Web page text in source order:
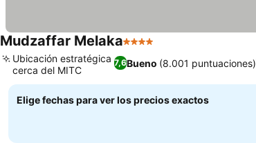
Mudzaffar Melaka4 Estrellas
7,6Bueno (8.001 puntuaciones)
Ubicación estratégica
cerca del MITC
Elige fechas para ver los precios exactos